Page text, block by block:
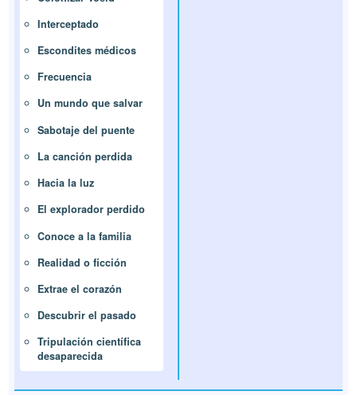
Interceptado
Escondites médicos
Frecuencia
Un mundo que salvar
Sabotaje del puente
La canción perdida
Hacia la luz
El explorador perdido
Conoce a la familia
Realidad o ficción
Extrae el corazón
Descubrir el pasado
Tripulación científica
desaparecida